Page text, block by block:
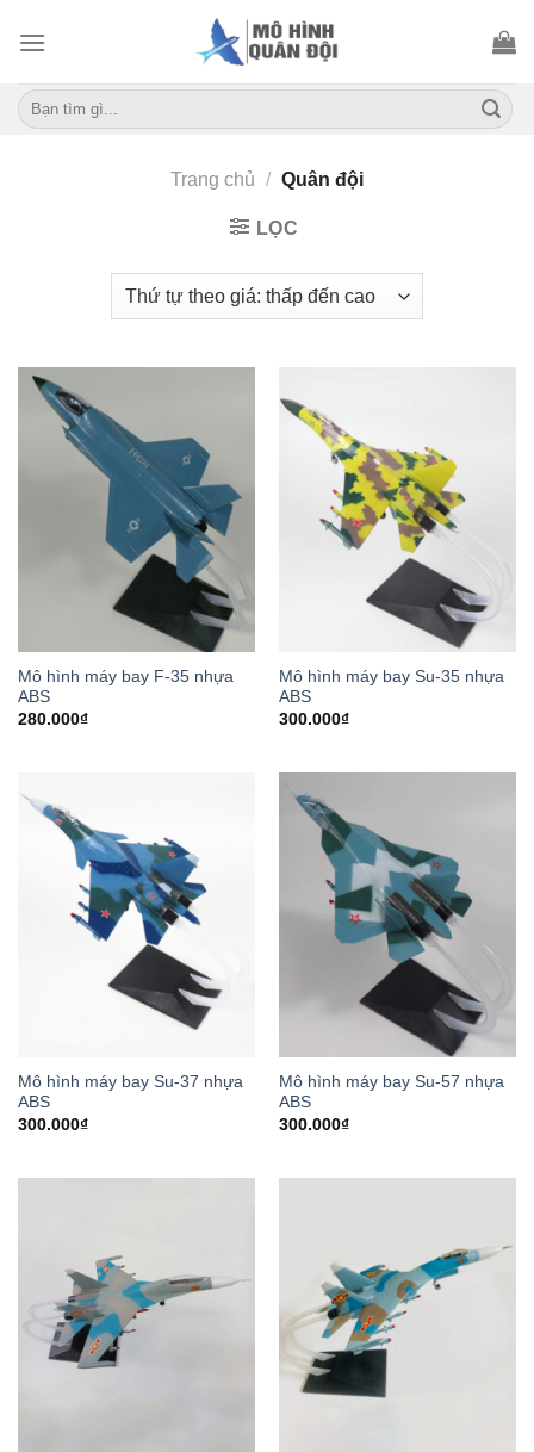
Tìm
kiếm:
Trang chủ / Quân đội
LỌC
Mô hình máy bay F-35 nhựa
ABS
280.000₫
Mô hình máy bay Su-35 nhựa
ABS
300.000₫
Mô hình máy bay Su-37 nhựa
ABS
300.000₫
Mô hình máy bay Su-57 nhựa
ABS
300.000₫